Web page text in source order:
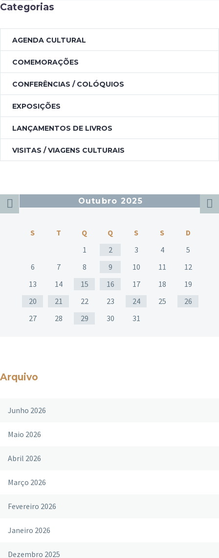
Categorias
AGENDA CULTURAL
COMEMORAÇÕES
CONFERÊNCIAS / COLÓQUIOS
EXPOSIÇÕES
LANÇAMENTOS DE LIVROS
VISITAS / VIAGENS CULTURAIS
Outubro 2025
S T Q Q S S
D
1
2 3 4
5
6
7 8 9 10 11
12
13
14 15 16 17 18
19
20
21 22 23 24 25
26
27
28 29 30 31
Arquivo
Junho 2026
Maio 2026
Abril 2026
Março 2026
Fevereiro 2026
Janeiro 2026
Dezembro 2025